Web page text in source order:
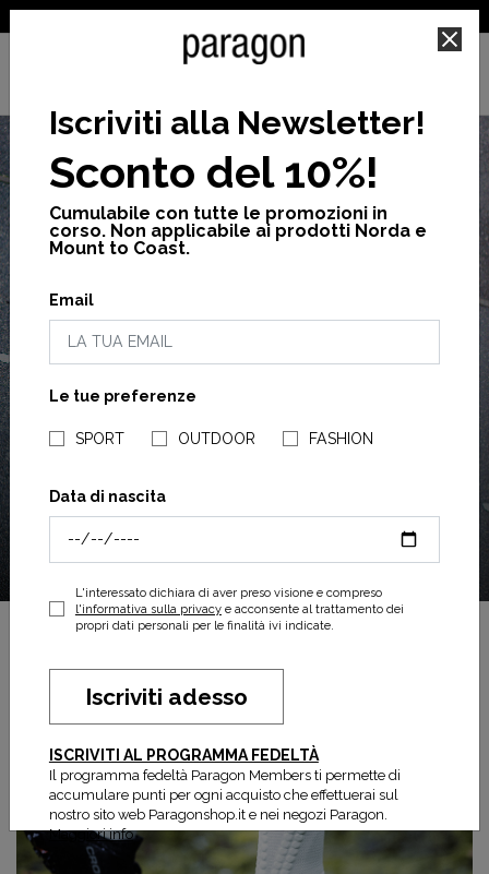
NEGOZI PARAGONSHOP
FINO AL -60%
CHANCE
Ultime taglie disponibili.
ACQUISTA ORA
Iscriviti alla Newsletter!
Sconto del 10%!
Cumulabile con tutte le promozioni in
corso. Non applicabile ai prodotti Norda e
Mount to Coast.
Email
Le tue preferenze
SPORT OUTDOOR FASHION
Data di nascita
L'interessato dichiara di aver preso visione e compreso
l'informativa sulla privacye acconsente al trattamento dei
propri dati personali per le finalità ivi indicate.
Iscriviti adesso
ISCRIVITI AL PROGRAMMA FEDELTÀ
Il programma fedeltà Paragon Members ti permette di
accumulare punti per ogni acquisto che effettuerai sul
nostro sito web Paragonshop.it e nei negozi Paragon.
Maggiori info